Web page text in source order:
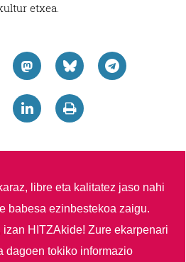
etxea.
libre eta kalitatez jaso nahi
babesa ezinbestekoa zaigu.
izan HITZAkide!Zure ekarpenari
dagoen tokiko informazio